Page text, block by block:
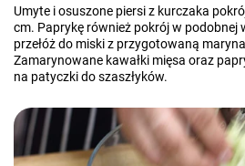
Umyte i osuszone piersi z kurczaka
cm. Paprykę również pokrój w podobnej
przełóż do miski z przygotowaną
Zamarynowane kawałki mięsa oraz
na patyczki do szaszłyków.